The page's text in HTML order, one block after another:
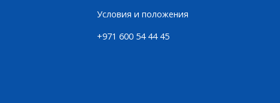
Условия и положения
+971 600 54 44 45